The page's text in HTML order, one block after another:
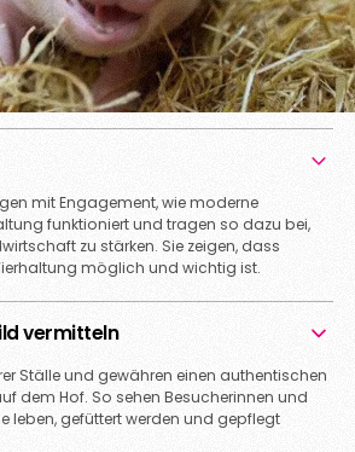
mit Engagement, wie moderne
funktioniert und tragen so dazu bei,
zu stärken. Sie zeigen, dass
möglich und wichtig ist.
vermitteln
Ställe und gewähren einen authentischen
dem Hof. So sehen Besucherinnen und
leben, gefüttert werden und gepflegt